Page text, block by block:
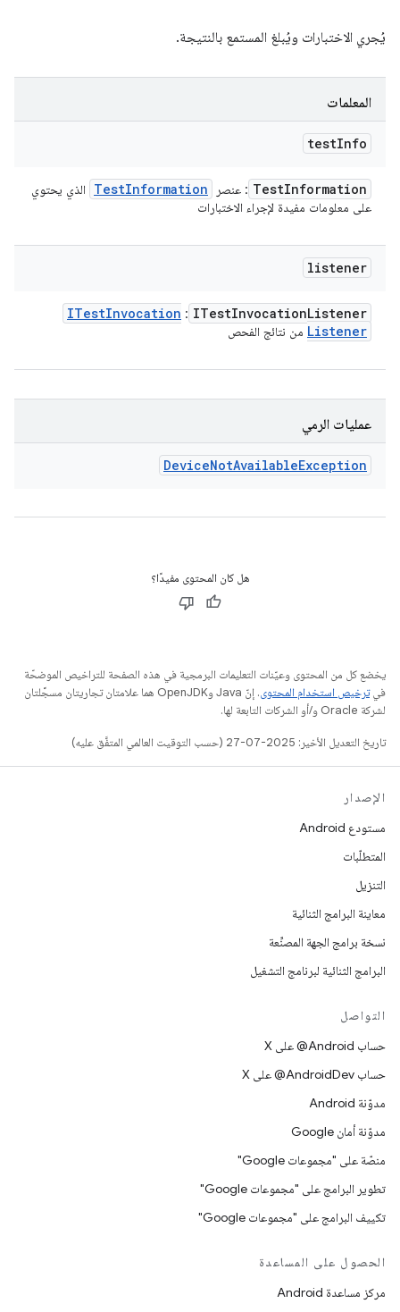
يُجري الاختبارات ويُبلغ المستمع بالنتيجة.
المعلمات
testInfo
TestInformation : عنصر TestInformation
الذي يحتوي
على معلومات مفيدة لإجراء الاختبارات
listener
ITestInvocationListener
:
ITestInvocation
Listener من نتائج الفحص
عمليات الرمي
DeviceNotAvailableException
هل كان المحتوى مفيدًا؟
يخضع كل من المحتوى وعيّنات التعليمات البرمجية في هذه الصفحة للتراخيص الموضحّة
فيترخيص استخدام المحتوى
. إنّ Java وOpenJDK هما علامتان تجاريتان مسجَّلتان
لشركة Oracle و/أو الشركات التابعة لها.
تاريخ التعديل الأخير: 2025-07-27 (حسب التوقيت العالمي المتفَّق عليه)
الإصدار
مستودع Android
المتطلّبات
التنزيل
معاينة البرامج الثنائية
نسخة برامج الجهة المصنِّعة
البرامج الثنائية لبرنامج التشغيل
التواصل
حساب ‎@Android على X
حساب ‎@AndroidDev على X
مدوّنة Android
مدوّنة أمان Google
منصّة على "مجموعات Google"
تطوير البرامج على "مجموعات Google"
تكييف البرامج على "مجموعات Google"
الحصول على المساعدة
مركز مساعدة Android